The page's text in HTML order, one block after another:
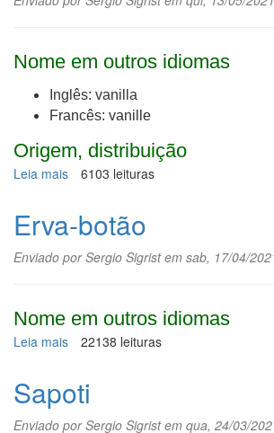
Nome em outros idiomas
Inglês: vanilla
Francês: vanille
Origem, distribuição
Leia mais sobre
6103 leituras
Erva-botão
Enviado porSergio Sigristem sab, 17/04/
Nome em outros idiomas
Leia mais sobre
22138 leituras
Sapoti
Enviado porSergio Sigristem qua, 24/03/